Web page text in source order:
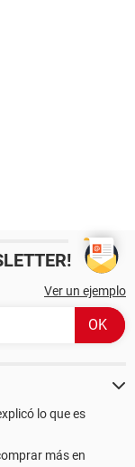
Ver un ejemplo
lo que es
más en